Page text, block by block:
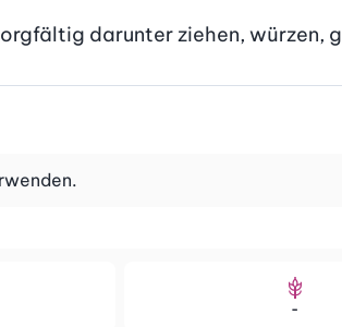
darunter ziehen, würzen,
-